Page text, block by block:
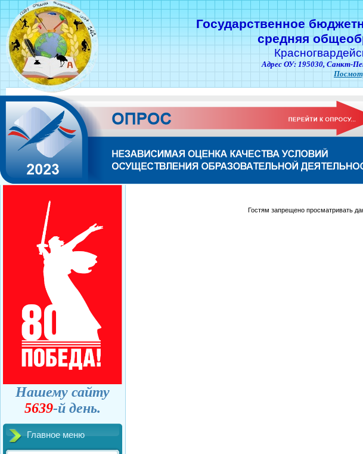
Государственное
средняя
Адрес ОУ: 195030, Санкт-
Нашему сайту
5639-й день.
Главное меню
Гостям запрещено просматривать